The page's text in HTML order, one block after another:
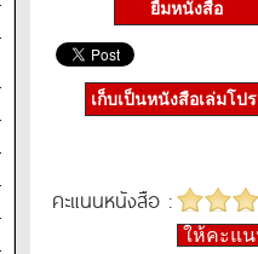
ยืมหนังสือ
เก็บเป็นหนังสือเล่มโป
คะแนนหนังสือ :
ให้คะแ